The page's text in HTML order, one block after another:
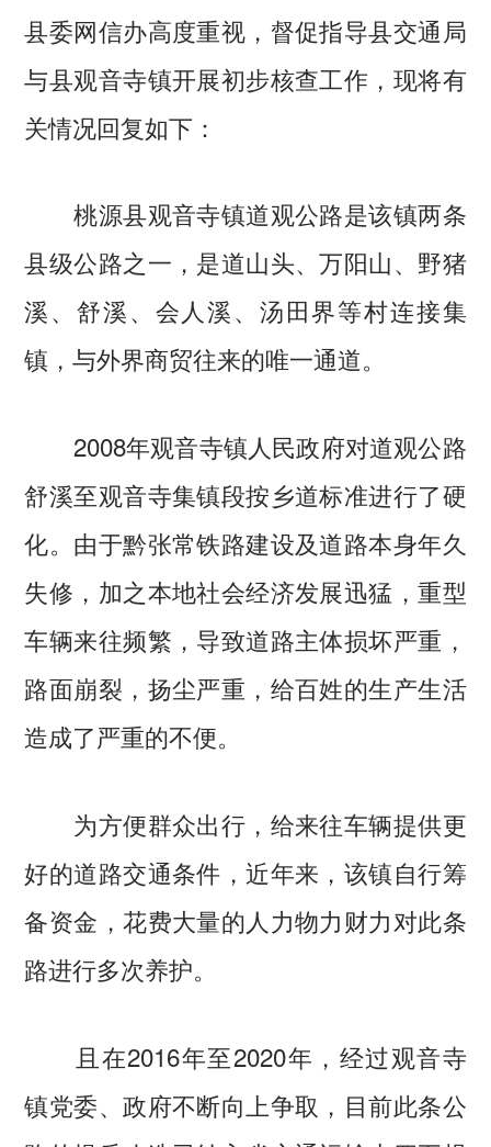
县委网信办高度重视，督促指导县交通局
与县观音寺镇开展初步核查工作，现将有
关情况回复如下：
桃源县观音寺镇道观公路是该镇两条
县级公路之一，是道山头、万阳山、野猪
溪、舒溪、会人溪、汤田界等村连接集
镇，与外界商贸往来的唯一通道。
2008年观音寺镇人民政府对道观公路
舒溪至观音寺集镇段按乡道标准进行了硬
化。由于黔张常铁路建设及道路本身年久
失修，加之本地社会经济发展迅猛，重型
车辆来往频繁，导致道路主体损坏严重，
路面崩裂，扬尘严重，给百姓的生产生活
造成了严重的不便。
为方便群众出行，给来往车辆提供更
好的道路交通条件，近年来，该镇自行筹
备资金，花费大量的人力物力财力对此条
路进行多次养护。
且在2016年至2020年，经过观音寺
镇党委、政府不断向上争取，目前此条公